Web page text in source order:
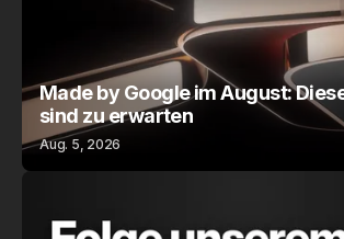
Made by Google im August:
sind zu erwarten
Aug. 5, 2026